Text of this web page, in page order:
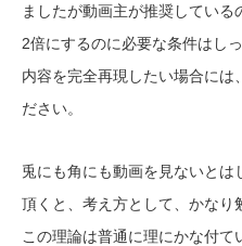
ましたが動画主が推奨してい
2倍にするのに必要な条件はし
内容を完全再現したい場合には
ださい。
兎にも角にも動画を見ないと
頂くと、考え方として、かなり
この理論は普通に理にかな付